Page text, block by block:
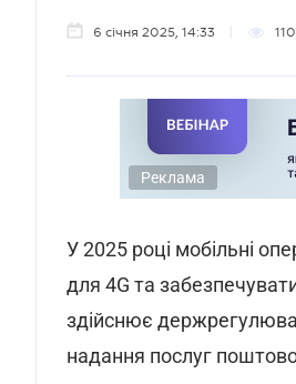
6 січня 2025, 14:33
Реклама
У 2025 році мобільні
для 4G та
здійснює
надання послуг